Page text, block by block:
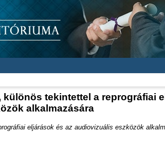
tekintettel a reprográfiai
alkalmazására
eljárások és az audiovizuális eszközök